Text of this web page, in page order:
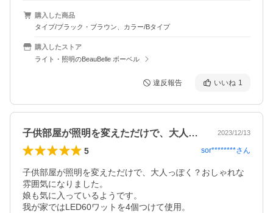
購入した商品
タイプ/ブラック・ブラウン、カラー/Bタイプ
購入したストア
ライト・照明のBeauBelle ボーベル
違反報告 いいね 1
子供部屋が照明を変えただけで、大人っぽ… 2023/12/13
5 sor********さん
子供部屋が照明を変えただけで、大人っぽく？おしゃれな
雰囲気になりました。
娘も気に入っているようです。
我が家ではLED60ワットを4個つけて使用。